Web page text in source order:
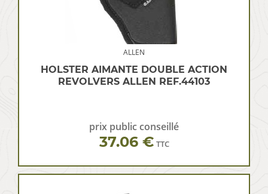
ALLEN
HOLSTER AIMANTE DOUBLE ACTION
REVOLVERS ALLEN REF.44103
prix public conseillé
37.06 € TTC